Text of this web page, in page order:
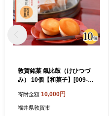
敦賀銘菓 氣比鼓（けひつづ
み） 10個【和菓子】[009-a0
子 銘菓 スイーツ お茶請け お
中元 お歳暮 ギフト 贈り物 プ
寄附金額 10,000円
福井県敦賀市